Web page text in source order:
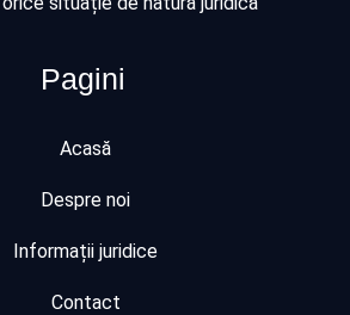
Pagini
Acasă
Despre noi
Informații juridice
Contact